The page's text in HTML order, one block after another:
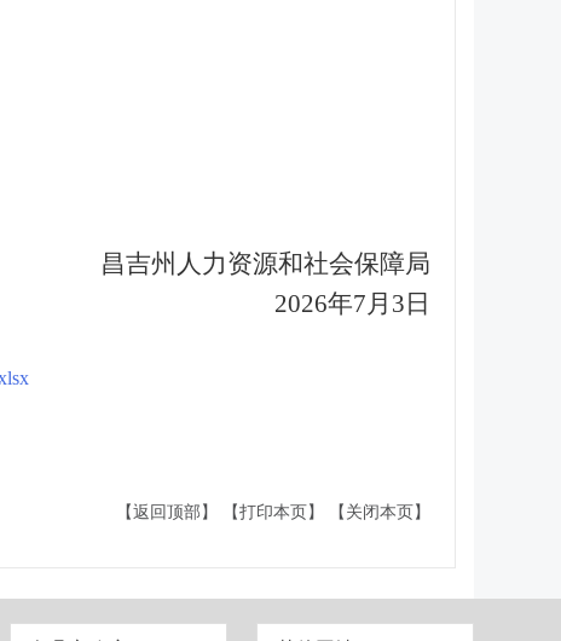
州人力资源和社会保障局
2026年7月3日
【返回顶部】
【打印本页】 【关闭本页】